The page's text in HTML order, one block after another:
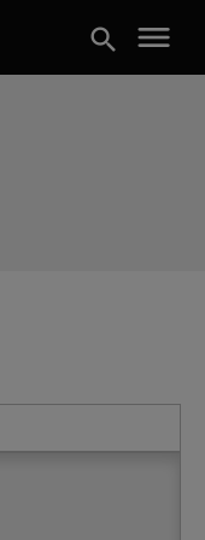
search menu